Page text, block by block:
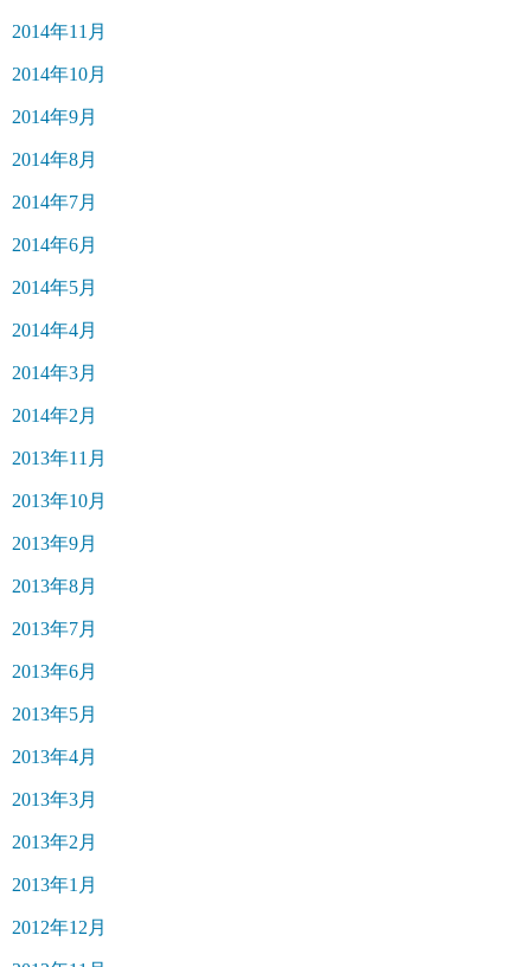
2014年11月
2014年10月
2014年9月
2014年8月
2014年7月
2014年6月
2014年5月
2014年4月
2014年3月
2014年2月
2013年11月
2013年10月
2013年9月
2013年8月
2013年7月
2013年6月
2013年5月
2013年4月
2013年3月
2013年2月
2013年1月
2012年12月